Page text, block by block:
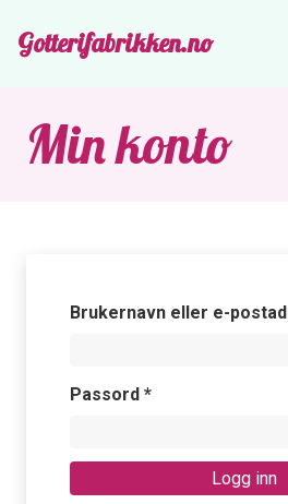
Gotterifabrikken.no
Min konto
Brukernavn eller e-
Passord *Påkrevd
Logg inn